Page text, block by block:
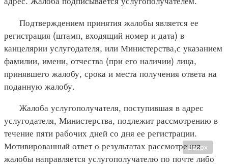
Подтверждением принятия жалобы является ее
регистрация (штамп, входящий номер и дата) в
канцелярии услугодателя, или Министерства,с указанием
фамилии, имени, отчества (при его наличии) лица,
принявшего жалобу, срока и места получения ответа на
поданную жалобу.
Жалоба услугополучателя, поступившая в адрес
услугодателя, Министерства, подлежит рассмотрению в
течение пяти рабочих дней со дня ее регистрации.
Мотивированный ответ о результатах рассмотрения
жалобы направляется услугополучателю по почте либо
Вверх